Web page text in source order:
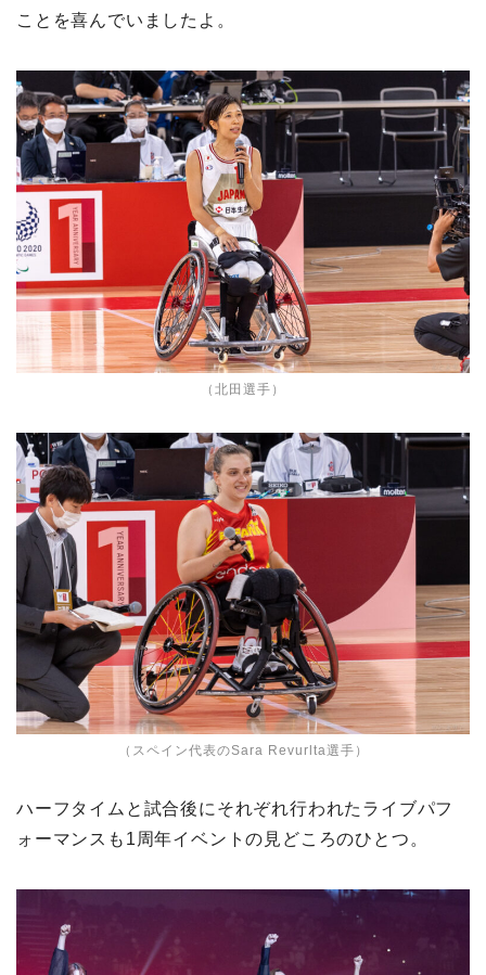
ことを喜んでいましたよ。
（北田選手）
（スペイン代表のSara Revurlta選手）
ハーフタイムと試合後にそれぞれ行われたライブパフ
ォーマンスも1周年イベントの見どころのひとつ。